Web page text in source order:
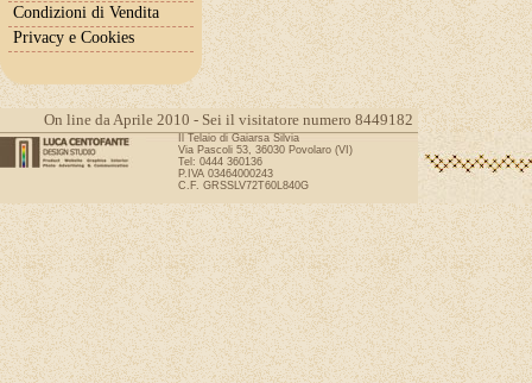
Condizioni di Vendita
Privacy e Cookies
On line da Aprile 2010 - Sei il visitatore numero 8449182
Il Telaio di Gaiarsa Silvia
Via Pascoli 53, 36030 Povolaro (VI)
Tel: 0444 360136
P.IVA 03464000243
C.F. GRSSLV72T60L840G